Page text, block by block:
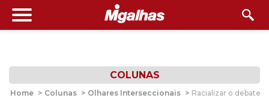
COLUNAS
Home > Colunas > Olhares Interseccionais > Racializar o debate: